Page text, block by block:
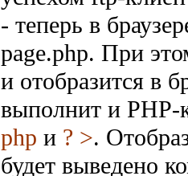
- теперь в
page.php. При
и отобразится в
выполнит и
php и ? >.
будет выведено